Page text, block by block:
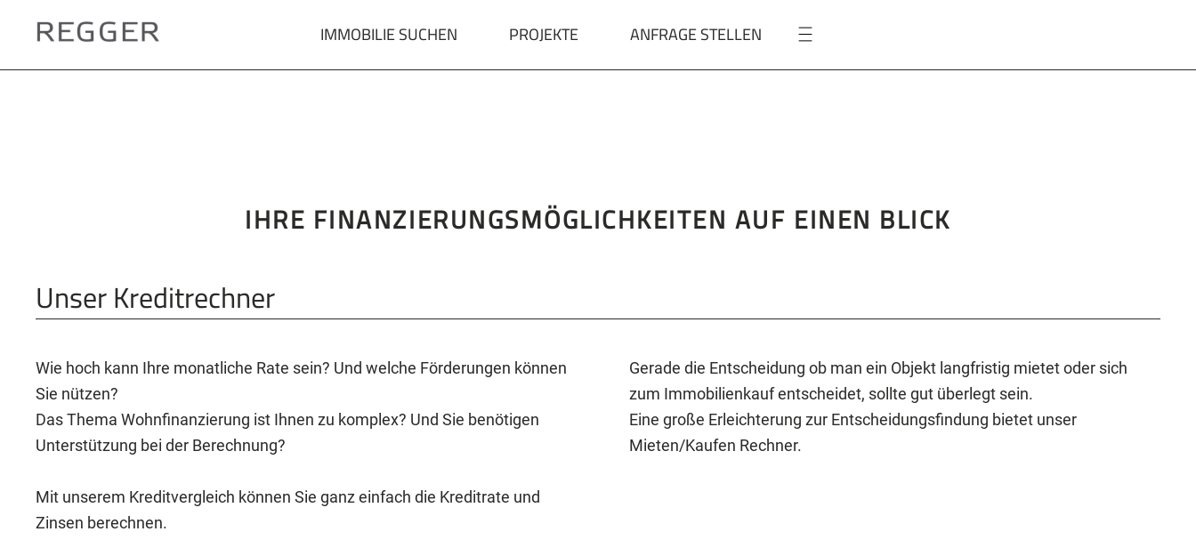
Zum
Hauptinhalt
IMMOBILIE SUCHEN PROJEKTE ANFRAGE STELLEN
IHRE FINANZIERUNGSMÖGLICHKEITEN AUF EINEN BLICK
Unser Kreditrechner
Wie hoch kann Ihre monatliche Rate sein? Und welche Förderungen können
Sie nützen?
Das Thema Wohnfinanzierung ist Ihnen zu komplex? Und Sie benötigen
Unterstützung bei der Berechnung?
Mit unserem Kreditvergleich können Sie ganz einfach die Kreditrate und
Zinsen berechnen.
Gerade die Entscheidung ob man ein Objekt langfristig mietet oder sich
zum Immobilienkauf entscheidet, sollte gut überlegt sein.
Eine große Erleichterung zur Entscheidungsfindung bietet unser
Mieten/Kaufen Rechner.